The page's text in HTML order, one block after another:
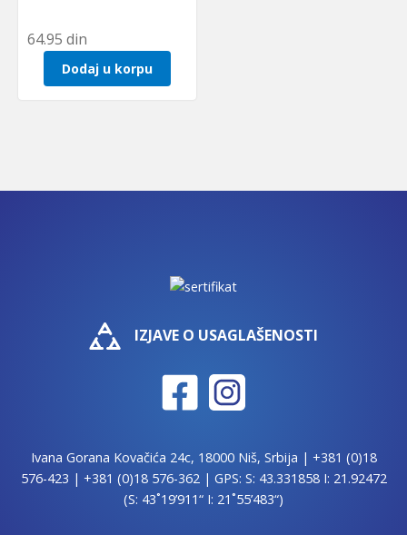
64.95 din
Dodaj u korpu
IZJAVE O USAGLAŠENOSTI
Ivana Gorana Kovačića 24c, 18000 Niš, Srbija | +381 (0)18
576-423 | +381 (0)18 576-362| GPS: S: 43.331858 I: 21.92472
(S: 43˚19’911“ I: 21˚55’483“)